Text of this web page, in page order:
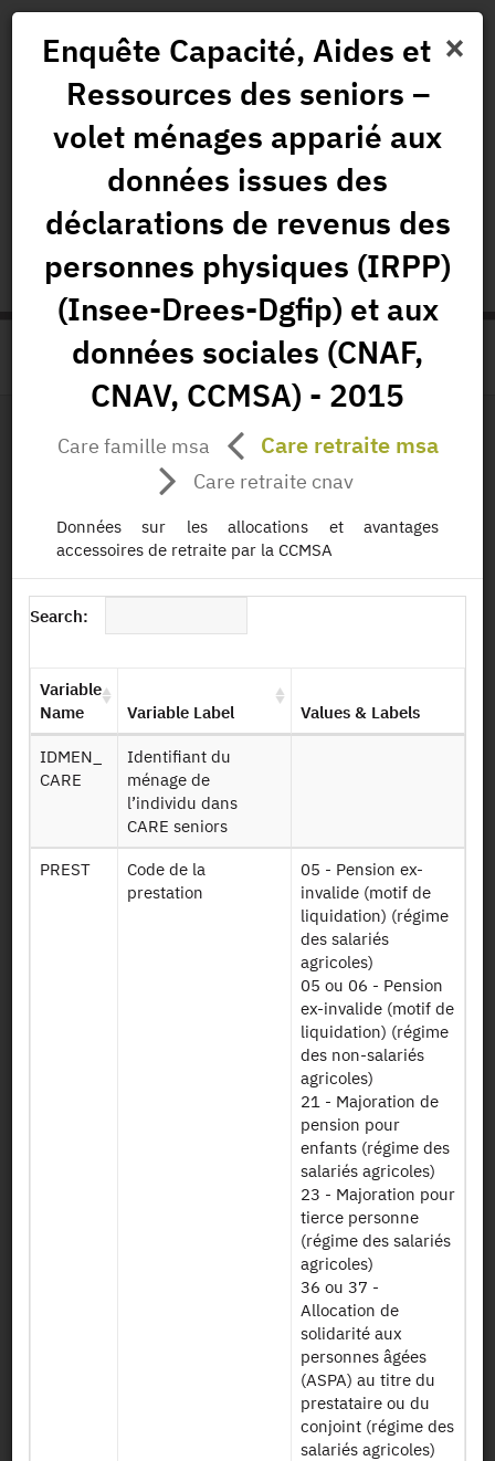
News Projects
All Publications
Governance and Missions
status.io EN | FR
> PRODUCT PAGE
File Layout
Persistent Identifier (DOI)
Back to the source
CARE-M apparié fiscal-social :
matched with data on personal
income tax returns (IRPP) (Insee-
Drees-Dgfip) and with social data
(CNAF, CNAV, CCMSA) - 2015
Other products:2015
Request access
Download
des seniors à un
d’équipements et
×
Enquête Capacité, Aides et
Ressources des seniors –
volet ménages apparié aux
données issues des
déclarations de revenus des
personnes physiques (IRPP)
(Insee-Drees-Dgfip) et aux
données sociales (CNAF,
CNAV, CCMSA) - 2015
Care famille msa Care retraite msa
Care retraite cnav
Données sur les allocations et avantages
accessoires de retraite par la CCMSA
Search:
Variable
Name
Variable Label Values & Labels
IDMEN_
CARE
Identifiant du
ménage de
l’individu dans
CARE seniors
PREST
Code de la
prestation
05 - Pension ex-
invalide (motif de
liquidation) (régime
des salariés
agricoles)
05 ou 06 - Pension
ex-invalide (motif de
liquidation) (régime
des non-salariés
agricoles)
21 - Majoration de
pension pour
enfants (régime des
salariés agricoles)
23 - Majoration pour
tierce personne
(régime des salariés
agricoles)
36 ou 37 -
Allocation de
solidarité aux
personnes âgées
(ASPA) au titre du
prestataire ou du
conjoint (régime des
salariés agricoles)